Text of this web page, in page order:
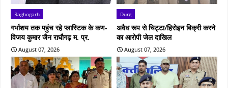
Raghogarh
गर्भाशय तक पहुंच रहे प्लास्टिक के कण-
विजय कुमार जैन राघौगढ़ म. प्र.
August 07, 2026
Durg
अवैध रूप से चिट्टा/हिरोइन बिक्री करने
का आरोपी जेल दाखिल
August 07, 2026